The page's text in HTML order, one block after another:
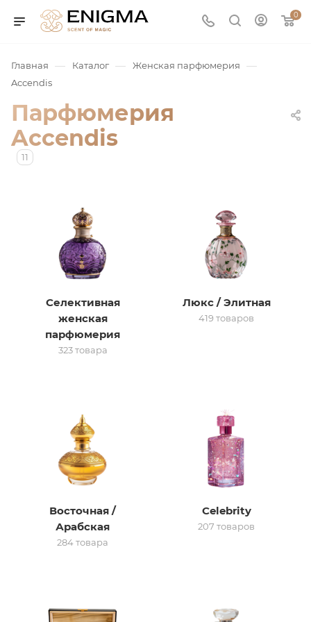
0
сертификат
Главная — Каталог — Женская парфюмерия —
Accendis
Парфюмерия
Accendis
11
Селективная
женская
парфюмерия
323 товара
Люкс / Элитная
419 товаров
Восточная /
Арабская
284 товара
Celebrity
207 товаров